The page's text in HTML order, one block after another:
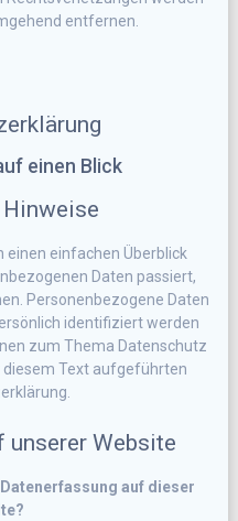
entfernen.
einen Blick
einen einfachen Überblick
Daten passiert,
Personenbezogene Daten
identifiziert werden
zum Thema Datenschutz
Text aufgeführten
unserer Website
auf dieser